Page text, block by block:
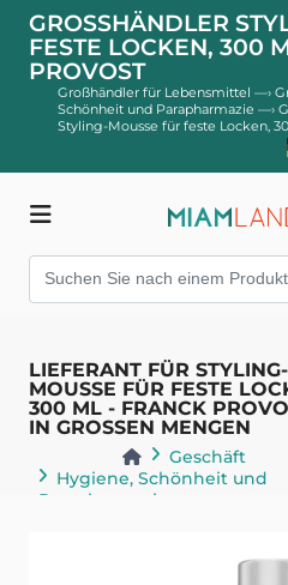
GROSSHÄNDLER
ESTE LOCKEN, 300
ROVOST
Großhändler für Lebensmittel —›
Schönheit und Parapharmazie —›
Styling-Mousse für feste Locken,
LIEFERANT FÜR STYLING-
MOUSSE FÜR FESTE
300 ML - FRANCK
IN GROSSEN MENGEN
Geschäft
Hygiene, Schönheit und
Parapharmazie
Registrieren